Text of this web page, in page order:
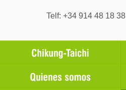
Telf: +34 914 48 18 38